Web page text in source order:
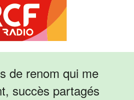
de renom qui me
succès partagés